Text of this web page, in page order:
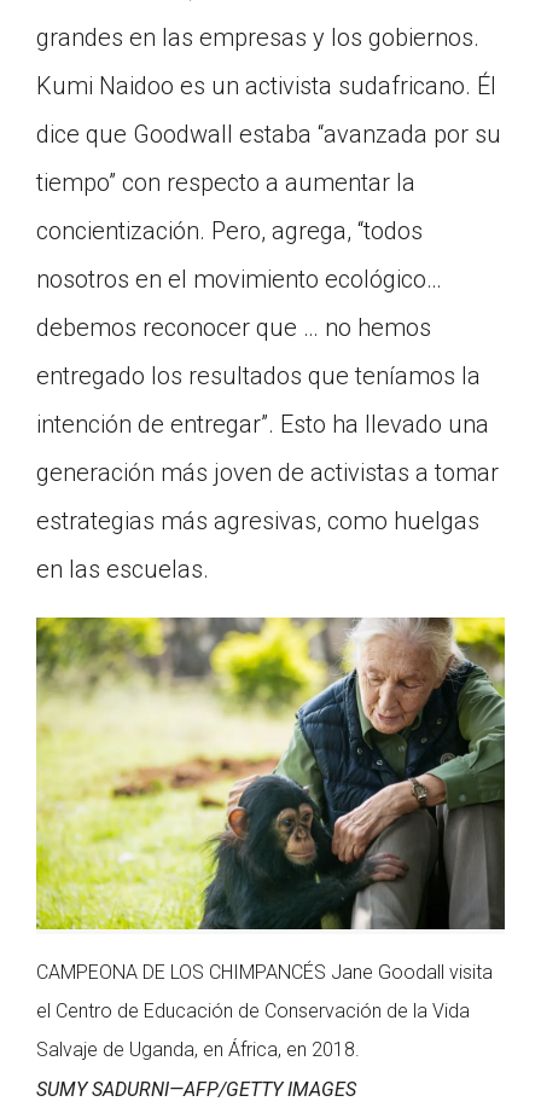
grandes en las empresas y los gobiernos.
Kumi Naidoo es un activista sudafricano. Él
dice que Goodwall estaba “avanzada por su
tiempo” con respecto a aumentar la
concientización. Pero, agrega, “todos
nosotros en el movimiento ecológico…
debemos reconocer que … no hemos
entregado los resultados que teníamos la
intención de entregar”. Esto ha llevado una
generación más joven de activistas a tomar
estrategias más agresivas, como huelgas
en las escuelas.
CAMPEONA DE LOS CHIMPANCÉS Jane Goodall visita
el Centro de Educación de Conservación de la Vida
Salvaje de Uganda, en África, en 2018.
SUMY SADURNI—AFP/GETTY IMAGES